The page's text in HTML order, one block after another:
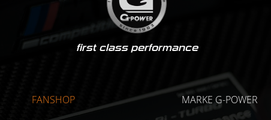
first class performance
FANSHOP MARKE G-POWER